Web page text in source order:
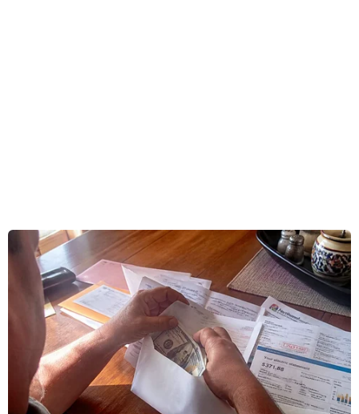
Các cây gỗ quý được vinh danh là “Cây di sản
Việt Nam” lần này có quần thể 11 cây thông ba
lá, 2 cây muồng ngủ (còn gọi là cây còng), 1 cây
gỗ giáng hương và 6 cây thông nàng (còn gọi là
bạch tùng). Số cây cổ thụ được công nhận đều
có tuổi đời trên 100 năm, trong đó cây gỗ giáng
hương nằm trên lâm phần của Ban Quản lý
rừng phòng hộ Thác Mơ có tuổi đời gần 450 tuổi.